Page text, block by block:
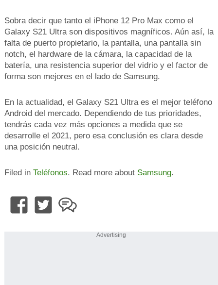
Sobra decir que tanto el iPhone 12 Pro Max como el
Galaxy S21 Ultra son dispositivos magníficos. Aún así, la
falta de puerto propietario, la pantalla, una pantalla sin
notch, el hardware de la cámara, la capacidad de la
batería, una resistencia superior del vidrio y el factor de
forma son mejores en el lado de Samsung.
En la actualidad, el Galaxy S21 Ultra es el mejor teléfono
Android del mercado. Dependiendo de tus prioridades,
tendrás cada vez más opciones a medida que se
desarrolle el 2021, pero esa conclusión es clara desde
una posición neutral.
Filed in Teléfonos. Read more about Samsung.
Advertising